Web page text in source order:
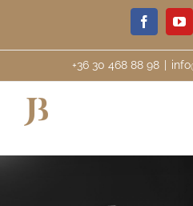
Facebook
+36 30 468 88 98